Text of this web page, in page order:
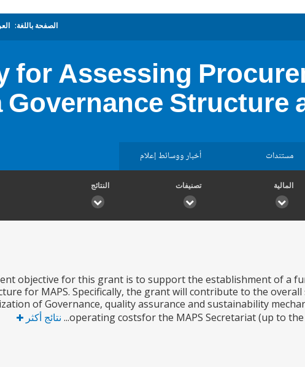
الصفحة باللغة:
for Assessing
Structure
مستندات أخبار ووسائط إعلام
المالية تصنيفات النتائج
objective for this grant is to support the establishment of a
for MAPS. Specifically, the grant will contribute to the
of Governance, quality assurance and sustainability
operating costsfor the MAPS Secretariat (up to
نتائج أكثر